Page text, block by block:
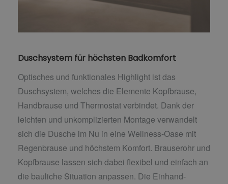
Duschsystem für höchsten Badkomfort
Optisches und funktionales Highlight ist das
Duschsystem, welches die Elemente Kopfbrause,
Handbrause und Thermostat verbindet. Dank der
leichten und unkomplizierten Montage verwandelt
sich die Dusche im Nu in eine Wellness-Oase mit
Regenbrause und höchstem Komfort. Brauserohr und
Kopfbrause lassen sich dabei flexibel und einfach an
die bauliche Situation anpassen. Die Einhand-